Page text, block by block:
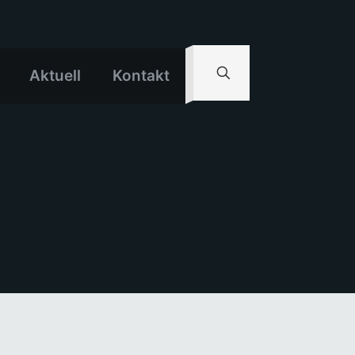
Aktuell Kontakt